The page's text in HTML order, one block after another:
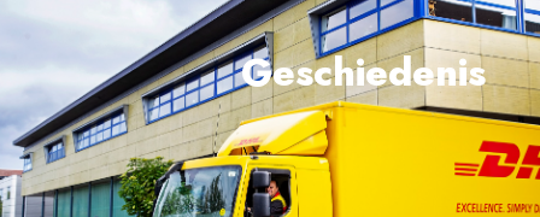
Geschiedenis